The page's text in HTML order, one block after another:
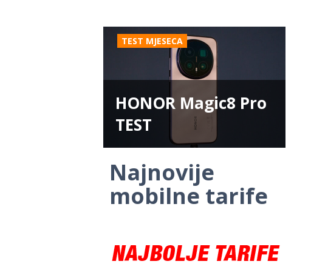
TEST MJESECA
HONOR Magic8 Pro
TEST
Najnovije
mobilne tarife